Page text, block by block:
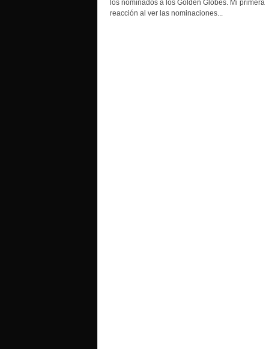
los nominados a los Golden Globes. Mi primera
reacción al ver las nominaciones...